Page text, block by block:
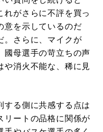
れがさらに不評を買っ
意を示しているのだ
。さらに、マイクが
國母選手の苛立ちの声
や消火不能な、稀に見
る側に共感する点は
リートの品格に関係が